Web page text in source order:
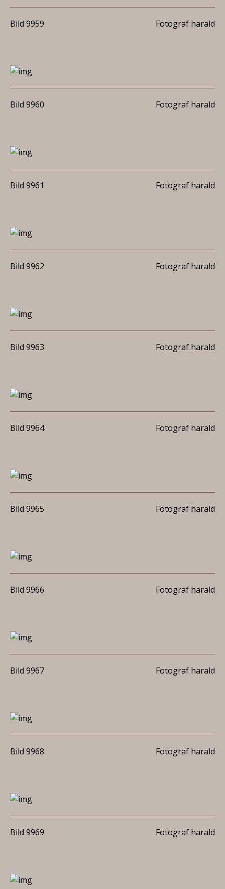
Bild 9959 Fotograf harald
Bild 9960 Fotograf harald
Bild 9961 Fotograf harald
Bild 9962 Fotograf harald
Bild 9963 Fotograf harald
Bild 9964 Fotograf harald
Bild 9965 Fotograf harald
Bild 9966 Fotograf harald
Bild 9967 Fotograf harald
Bild 9968 Fotograf harald
Bild 9969 Fotograf harald